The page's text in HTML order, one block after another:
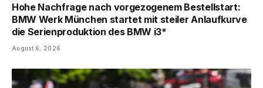
Hohe Nachfrage nach vorgezogenem Bestellstart:
BMW Werk München startet mit steiler Anlaufkurve
die Serienproduktion des BMW i3*
August 6, 2026